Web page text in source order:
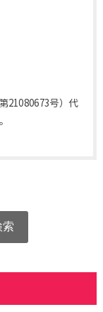
21080673号）代
索